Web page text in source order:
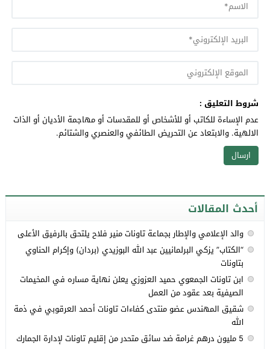
شروط التعليق :
عدم الإساءة للكاتب أو للأشخاص أو للمقدسات أو مهاجمة الأديان أو الذات
الالهية. والابتعاد عن التحريض الطائفي والعنصري والشتائم.
أحدث المقالات
والد الإعلامي والإطار بجماعة تاونات منير فلاح يلتحق بالرفيق الأعلى
“الكتاب” يزكي البرلمانيين عبد الله البوزيدي (بردان) وإكرام الحناوي
بتاونات
ابن تاونات الجمعوي حميد العزوزي يعلن نهاية مساره في المخيمات
الصيفية بعد عقود من العمل
شقيق المهندس عضو منتدى كفاءات تاونات أحمد العرقوبي في ذمة
الله
5 مليون درهم غرامة ضد سائق متحدر من إقليم تاونات لإدارة الجمارك